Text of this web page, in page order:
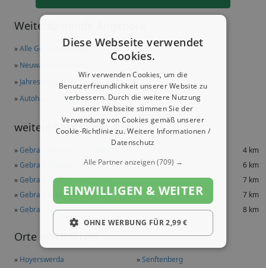
Weiterführende Angebote
»Alle Gebrauchtwagen
» Neuwagen in Kolkwitz
» Jahreswagen in Kolkwitz
»Autohäuser in Kolkwitz
weitere Orte in der Nähe
»Gebrauchtwagen in Cottbus
4 km
»Gebrauchtwagen in Dissen-Striesow
6 km
»Gebrauchtwagen in Guhrow
7 km
»Gebrauchtwagen in Briesen
7 km
»Gebrauchtwagen in Werben 8 km
Orte im Umkreis
» Hoyerswerda »Senftenberg
Diese Webseite verwendet
Cookies.
Wir verwenden Cookies, um die
Benutzerfreundlichkeit unserer Website zu
verbessern. Durch die weitere Nutzung
unserer Webseite stimmen Sie der
Verwendung von Cookies gemäß unserer
Cookie-Richtlinie zu.Weitere Informationen /
Datenschutz
Alle Partner anzeigen(709) →
EINWILLIGEN & WEITER
OHNE WERBUNG FÜR 2,99 €